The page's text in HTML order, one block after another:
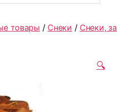
товары / Снеки / Снеки,
🔍